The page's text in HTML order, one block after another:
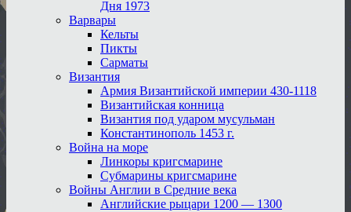
Дня 1973
Варвары
Кельты
Пикты
Сарматы
Византия
Армия Византийской империи 430-1118
Византийская конница
Византия под ударом мусульман
Константинополь 1453 г.
Война на море
Линкоры кригсмарине
Субмарины кригсмарине
Войны Англии в Средние века
Английские рыцари 1200 — 1300